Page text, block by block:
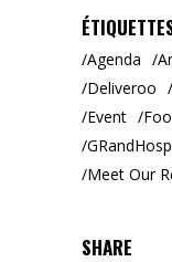
Agenda
Deliveroo
Event
Meet Our
SHARE